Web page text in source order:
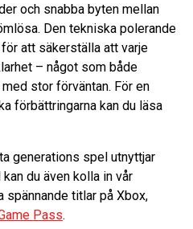
och snabba byten mellan
Den tekniska polerande
att säkerställa att varje
– något som både
stor förväntan. För en
förbättringarna kan du läsa
generations spel utnyttjar
du även kolla in vår
spännande titlar på Xbox,
Pass.